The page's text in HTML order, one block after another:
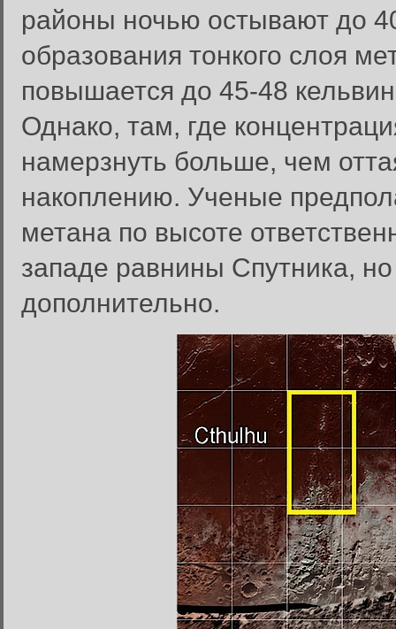
районы ночью остывают до
образования тонкого слоя
повышается до 45-48
Однако, там, где
намерзнуть больше, чем
накоплению. Ученые
метана по высоте
западе равнины Спутника,
дополнительно.